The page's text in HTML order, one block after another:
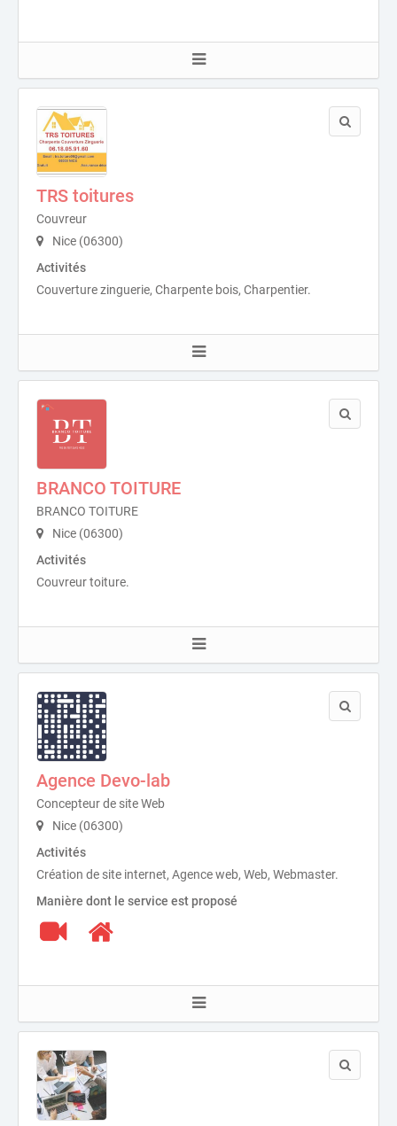
TRS toitures
Couvreur
Nice (06300)
Activités
Couverture zinguerie, Charpente bois, Charpentier.
BRANCO TOITURE
BRANCO TOITURE
Nice (06300)
Activités
Couvreur toiture.
Agence Devo-lab
Concepteur de site Web
Nice (06300)
Activités
Création de site internet, Agence web, Web, Webmaster.
Manière dont le service est proposé